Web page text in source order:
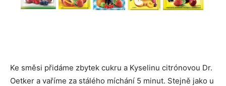
Ke směsi přidáme zbytek cukru a Kyselinu citrónovou Dr.
Oetker a vaříme za stálého míchání 5 minut. Stejně jako u